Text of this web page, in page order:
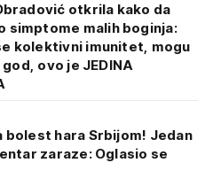
otkrila kako da
simptome malih boginja:
kolektivni imunitet, mogu
ovo je JEDINA
bolest hara Srbijom! Jedan
zaraze: Oglasio se